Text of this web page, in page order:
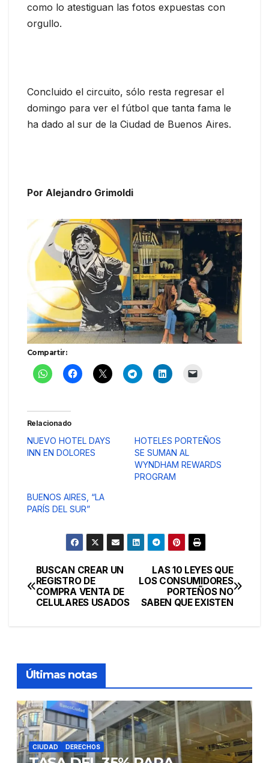
como lo atestiguan las fotos expuestas con
orgullo.
Concluido el circuito, sólo resta regresar el
domingo para ver el fútbol que tanta fama le
ha dado al sur de la Ciudad de Buenos Aires.
Por Alejandro Grimoldi
Compartir:
Relacionado
NUEVO HOTEL DAYS
INN EN DOLORES
HOTELES PORTEÑOS
SE SUMAN AL
WYNDHAM REWARDS
PROGRAM
BUENOS AIRES, “LA
PARÍS DEL SUR”
Navegación
de
LAS 10 LEYES QUE
LOS CONSUMIDORES
PORTEÑOS NO
SABEN QUE EXISTEN
BUSCAN CREAR UN
REGISTRO DE
COMPRA VENTA DE
CELULARES USADOS
Últimas notas
CIUDAD DERECHOS